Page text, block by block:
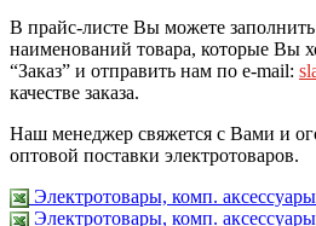
В прайс-листе Вы можете
наименований товара, которые Вы
“Заказ” и отправить нам по e-mail:
качестве заказа.
Наш менеджер свяжется с Вами и
оптовой поставки электротоваров.
Электротовары, комп. аксессуары
Электротовары, комп.